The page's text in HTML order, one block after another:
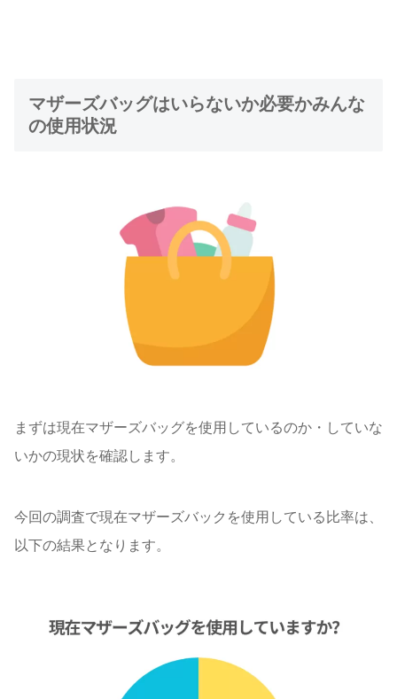
マザーズバッグはいらないか必要かみんな
の使用状況
まずは現在マザーズバッグを使用しているのか・していな
いかの現状を確認します。
今回の調査で現在マザーズバックを使用している比率は、
以下の結果となります。